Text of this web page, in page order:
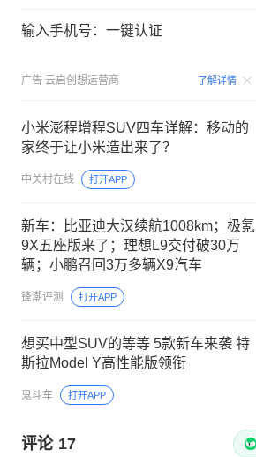
输入手机号：一键认证
广告 云启创想运营商 了解详情
小米澎程增程SUV四车详解：移动的
家终于让小米造出来了？
中关村在线 打开APP
新车：比亚迪大汉续航1008km；极氪
9X五座版来了；理想L9交付破30万
辆；小鹏召回3万多辆X9汽车
锋潮评测 打开APP
想买中型SUV的等等 5款新车来袭 特
斯拉Model Y高性能版领衔
鬼斗车 打开APP
评论 17